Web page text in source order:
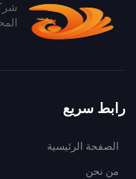
رابط سريع
الصفحة الرئيسية
من نحن